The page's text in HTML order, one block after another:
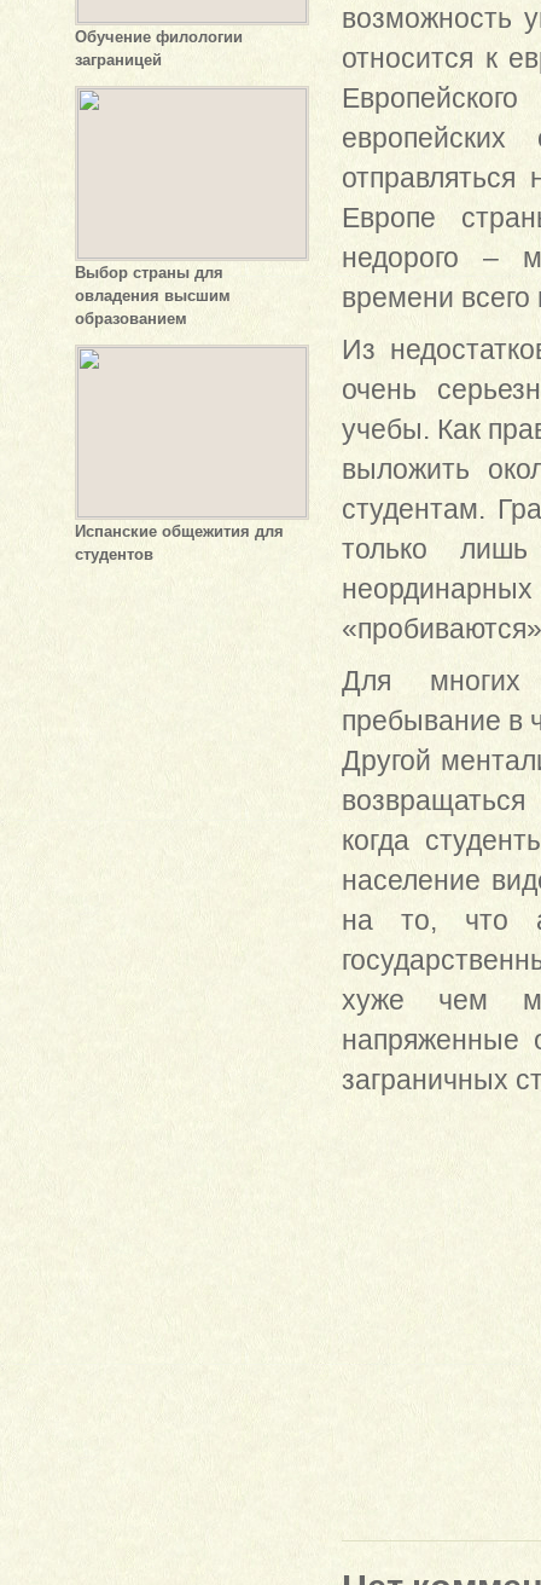
Обучение филологии
заграницей
Выбор страны для
овладения высшим
образованием
Испанские общежития для
студентов
возможность
относится к
Европе
недорого –
времени всего
Из
очень
учебы. Как
выложить
студентам.
только
Для многих
пребывание в
Другой
когда
население
на то, что
хуже чем
напряженные
заграничных